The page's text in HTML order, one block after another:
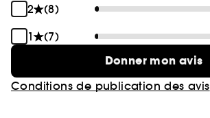
2
(8)
1
(7)
Donner mon avis
Conditions de publication des avis